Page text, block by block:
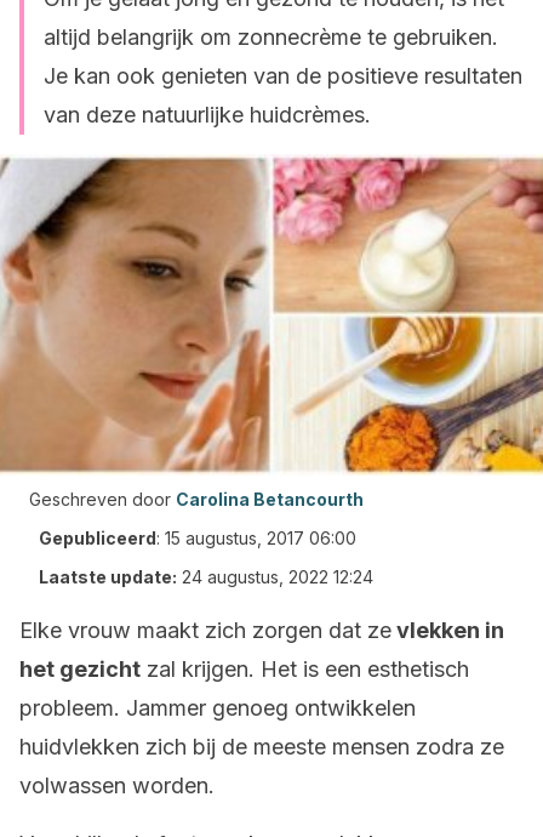
altijd belangrijk om zonnecrème te gebruiken.
Je kan ook genieten van de positieve resultaten
van deze natuurlijke huidcrèmes.
Geschreven door Carolina Betancourth
Gepubliceerd: 15 augustus, 2017 06:00
Laatste update: 24 augustus, 2022 12:24
Elke vrouw maakt zich zorgen dat zevlekken in
het gezicht zal krijgen. Het is een esthetisch
probleem. Jammer genoeg ontwikkelen
huidvlekken zich bij de meeste mensen zodra ze
volwassen worden.